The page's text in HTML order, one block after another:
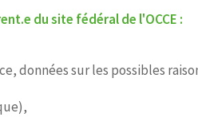
du site fédéral de l'OCCE :
données sur les possibles